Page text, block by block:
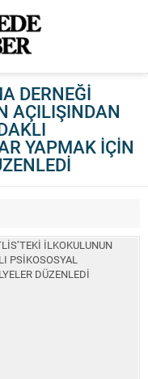
DERNEĞİ
AÇILIŞINDAN
YAPMAK İÇİN